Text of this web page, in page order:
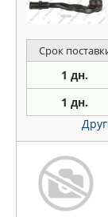
Срок
1 дн.
1 дн.